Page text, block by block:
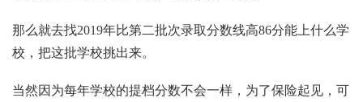
那么就去找2019年比第二批次录取分数线高86分能上什么学
校，把这批学校挑出来。
当然因为每年学校的提档分数不会一样，为了保险起见，可